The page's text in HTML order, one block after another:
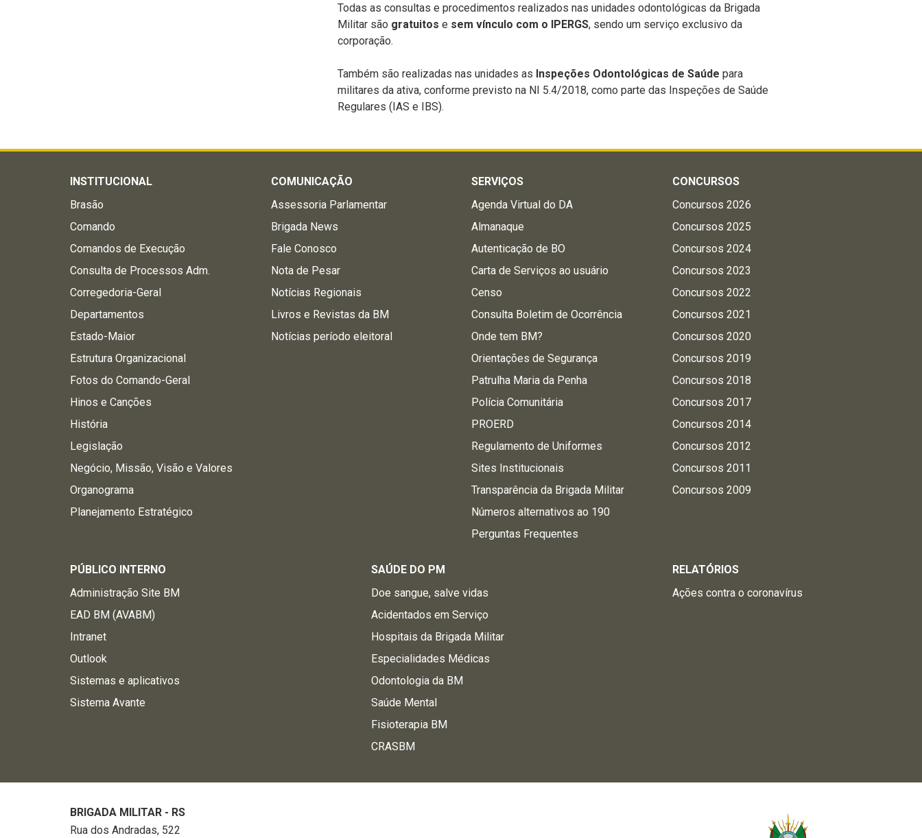
Todas as consultas e procedimentos realizados nas unidades odontológicas da Brigada
Militar são gratuitos e sem vínculo com o IPERGS, sendo um serviço exclusivo da
corporação.
Também são realizadas nas unidades as Inspeções Odontológicas de Saúde para
militares da ativa, conforme previsto na NI 5.4/2018, como parte das Inspeções de Saúde
Regulares (IAS e IBS).
INSTITUCIONAL
Brasão
Comando
Comandos de Execução
Consulta de Processos Adm.
Corregedoria-Geral
Departamentos
Estado-Maior
Estrutura Organizacional
Fotos do Comando-Geral
Hinos e Canções
História
Legislação
Negócio, Missão, Visão e Valores
Organograma
Planejamento Estratégico
COMUNICAÇÃO
Assessoria Parlamentar
Brigada News
Fale Conosco
Nota de Pesar
Notícias Regionais
Livros e Revistas da BM
Notícias período eleitoral
SERVIÇOS
Agenda Virtual do DA
Almanaque
Autenticação de BO
Carta de Serviços ao usuário
Censo
Consulta Boletim de Ocorrência
Onde tem BM?
Orientações de Segurança
Patrulha Maria da Penha
Polícia Comunitária
PROERD
Regulamento de Uniformes
Sites Institucionais
Transparência da Brigada Militar
Números alternativos ao 190
Perguntas Frequentes
CONCURSOS
Concursos 2026
Concursos 2025
Concursos 2024
Concursos 2023
Concursos 2022
Concursos 2021
Concursos 2020
Concursos 2019
Concursos 2018
Concursos 2017
Concursos 2014
Concursos 2012
Concursos 2011
Concursos 2009
PÚBLICO INTERNO
Administração Site BM
EAD BM (AVABM)
Intranet
Outlook
Sistemas e aplicativos
Sistema Avante
SAÚDE DO PM
Doe sangue, salve vidas
Acidentados em Serviço
Hospitais da Brigada Militar
Especialidades Médicas
Odontologia da BM
Saúde Mental
Fisioterapia BM
CRASBM
RELATÓRIOS
Ações contra o coronavírus
BRIGADA MILITAR - RS
Rua dos Andradas, 522